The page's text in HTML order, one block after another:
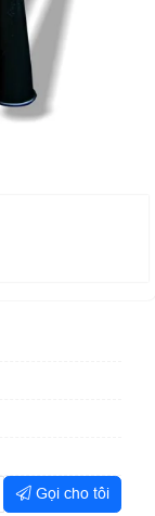
Gọi cho tôi